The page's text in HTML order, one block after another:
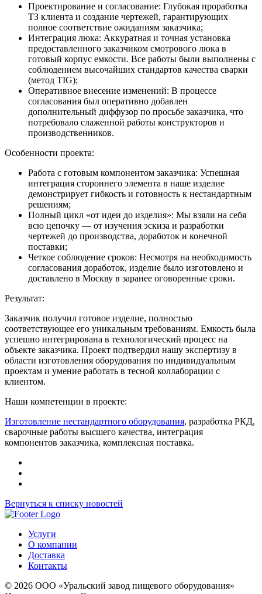
Проектирование и согласование: Глубокая проработка
ТЗ клиента и создание чертежей, гарантирующих
полное соответствие ожиданиям заказчика;
Интеграция люка: Аккуратная и точная установка
предоставленного заказчиком смотрового люка в
готовый корпус емкости. Все работы были выполнены с
соблюдением высочайших стандартов качества сварки
(метод TIG);
Оперативное внесение изменений: В процессе
согласования был оперативно добавлен
дополнительный диффузор по просьбе заказчика, что
потребовало слаженной работы конструкторов и
производственников.
Особенности проекта:
Работа с готовым компонентом заказчика: Успешная
интеграция стороннего элемента в наше изделие
демонстрирует гибкость и готовность к нестандартным
решениям;
Полный цикл «от идеи до изделия»: Мы взяли на себя
всю цепочку — от изучения эскиза и разработки
чертежей до производства, доработок и конечной
поставки;
Четкое соблюдение сроков: Несмотря на необходимость
согласования доработок, изделие было изготовлено и
доставлено в Москву в заранее оговоренные сроки.
Результат:
Заказчик получил готовое изделие, полностью
соответствующее его уникальным требованиям. Емкость была
успешно интегрирована в технологический процесс на
объекте заказчика. Проект подтвердил нашу экспертизу в
области изготовления оборудования по индивидуальным
проектам и умение работать в тесной коллаборации с
клиентом.
Наши компетенции в проекте:
Изготовление нестандартного оборудования, разработка РКД,
сварочные работы высшего качества, интеграция
компонентов заказчика, комплексная поставка.
Вернуться к списку новостей
Услуги
О компании
Доставка
Контакты
© 2026 ООО «Уральский завод пищевого оборудования»